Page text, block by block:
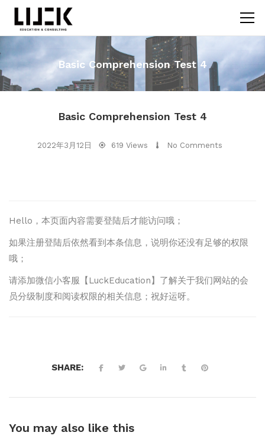
Basic Comprehension Test 4
Basic Comprehension Test 4
2022年3月12日 619 Views No Comments
Hello，本页面内容需要登陆后才能访问哦；
如果注册登陆后依然看到本条信息，说明你还没有足够的权限
哦；
请添加微信小客服【LuckEducation】了解关于我们网站的会
员分级制度和阅读权限的相关信息；祝好运呀。
SHARE:
You may also like this